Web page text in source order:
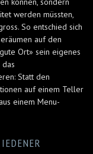
werden müssten,
So entschied sich
auf den
Ort» sein eigenes
Statt den
auf einem Teller
einem Menu-